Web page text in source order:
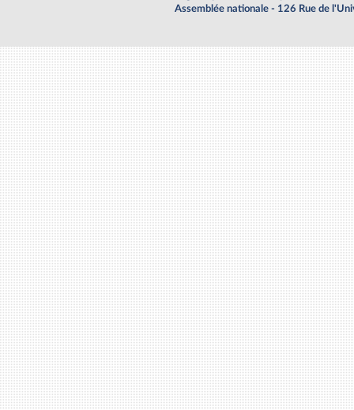
Assemblée nationale - 126 Rue de